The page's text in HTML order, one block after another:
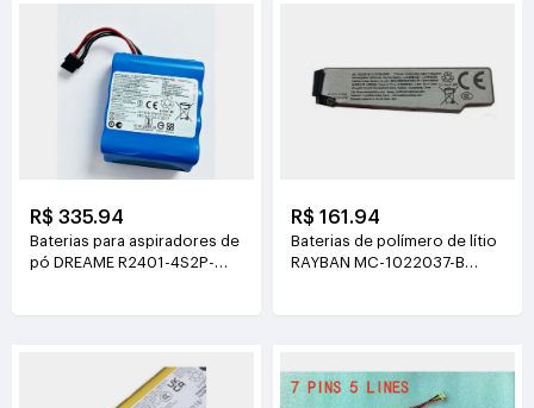
R$ 335.94
Baterias para aspiradores de
pó DREAME R2401-4S2P-
R$ 161.94
Baterias de polímero de lítio
RAYBAN MC-1022037-B